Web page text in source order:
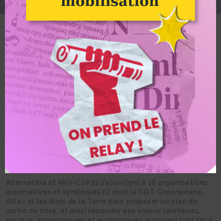
Crédit photo : Alejandro M Guillen
Alternatiba
Plus Jamais ça : 34
mesures pour un plan
de sortie de crise
Alternatiba et ANV-COP21 s’associent à 18 organisations
associatives et syndicales [1] dont la CGT, Greenpeace,
Attac et les Amis de la Terre pour proposer un plan de
sortie de crise, et ainsi répondre aux enjeux sanitaires,